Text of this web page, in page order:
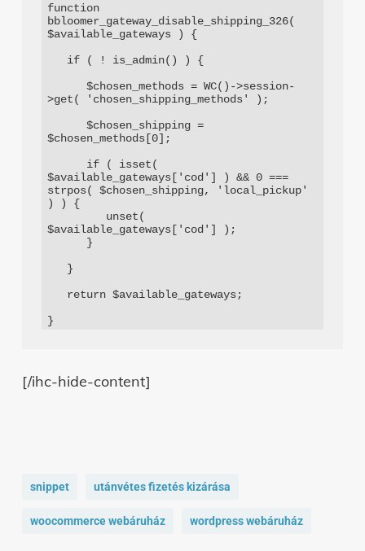
function
bbloomer_gateway_disable_shipping_326(
$available_gateways ) {
>get( 'chosen_shipping_methods' );
$chosen_methods[0];
$available_gateways['cod'] ) && 0 ===
strpos( $chosen_shipping, 'local_pickup'
) ) {
$available_gateways['cod'] );
}
[/ihc-hide-content]
snippet utánvétes fizetés kizárása
woocommerce webáruház wordpress webáruház